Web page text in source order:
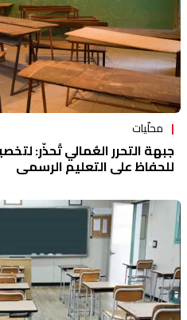
محلّيات
جبهة التحرر العُمالي تُحذّر:
للحفاظ على التعليم الرسمي